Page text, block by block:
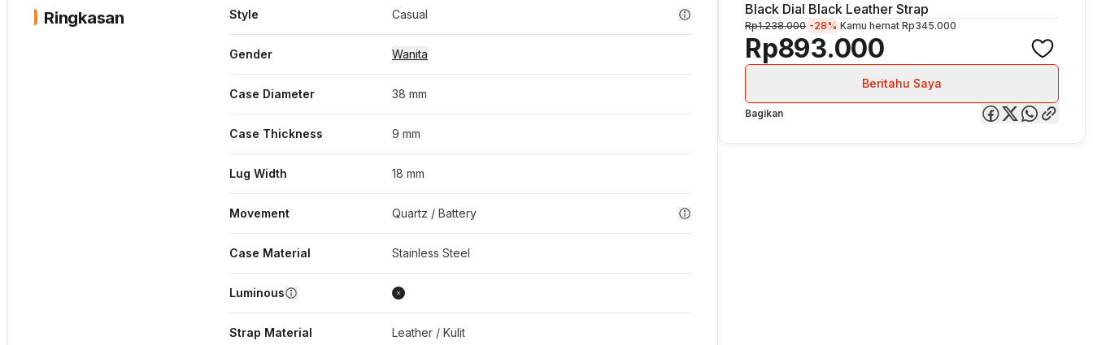
Ringkasan
Style Casual
Gender Wanita
Case Diameter 38 mm
Case Thickness 9 mm
Lug Width 18 mm
Movement Quartz / Battery
Case Material Stainless Steel
Luminous
Strap Material Leather / Kulit
Black Dial Black Leather Strap
Rp893.000
Rp1.238.000 -28% Kamu hemat Rp345.000
Beritahu Saya
Bagikan